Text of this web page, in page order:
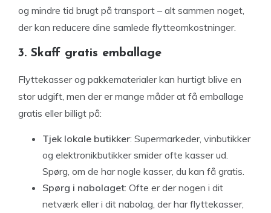
og mindre tid brugt på transport – alt sammen noget,
der kan reducere dine samlede flytteomkostninger.
3. Skaff gratis emballage
Flyttekasser og pakkematerialer kan hurtigt blive en
stor udgift, men der er mange måder at få emballage
gratis eller billigt på:
Tjek lokale butikker: Supermarkeder, vinbutikker
og elektronikbutikker smider ofte kasser ud.
Spørg, om de har nogle kasser, du kan få gratis.
Spørg i nabolaget: Ofte er der nogen i dit
netværk eller i dit nabolag, der har flyttekasser,